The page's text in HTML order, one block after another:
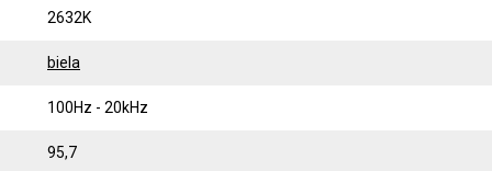
2632K
biela
100Hz - 20kHz
95,7